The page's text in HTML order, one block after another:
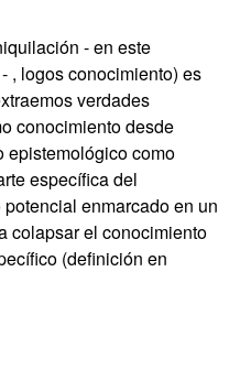
- en este
, logos conocimiento) es
verdades
conocimiento desde
epistemológico como
específica del
enmarcado en un
colapsar el conocimiento
(definición en